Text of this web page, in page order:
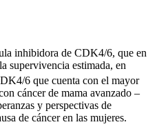
inhibidora de CDK4/6, que en
supervivencia estimada, en
6 que cuenta con el mayor
cáncer de mama avanzado –
y perspectivas de
de cáncer en las mujeres.